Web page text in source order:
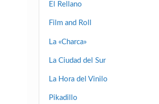
El Rellano
Film and Roll
La «Charca»
La Ciudad del Sur
La Hora del Vinilo
Pikadillo